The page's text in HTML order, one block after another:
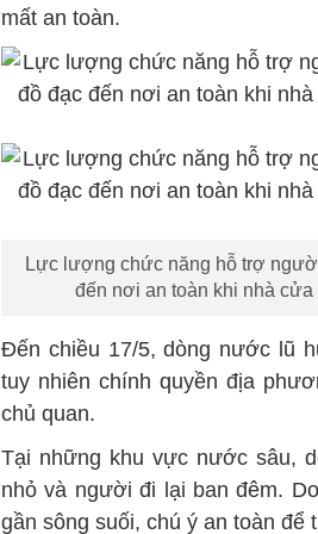
mất an toàn.
Lực lượng chức năng hỗ trợ
đến nơi an toàn khi nhà
Đến chiều 17/5, dòng nước lũ
tuy nhiên chính quyền địa
chủ quan.
Tại những khu vực nước sâu,
nhỏ và người đi lại ban đêm.
gần sông suối, chú ý an toàn